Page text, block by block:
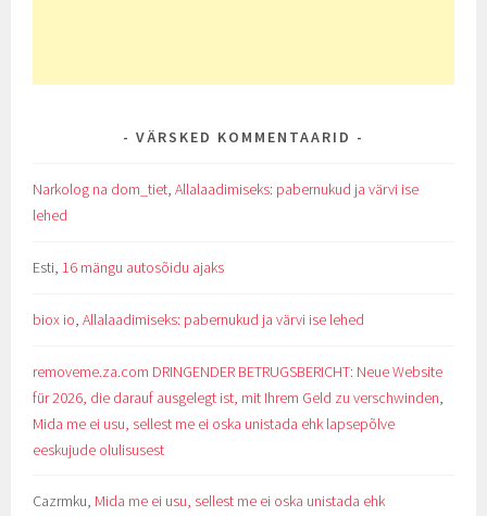
VÄRSKED KOMMENTAARID
Narkolog na dom_tiet ,Allalaadimiseks: pabernukud ja värvi ise
lehed
Esti 16 mängu autosõidu ajaks
biox io ,Allalaadimiseks: pabernukud ja värvi ise lehed
removeme.za.com DRINGENDER BETRUGSBERICHT: Neue Website
für 2026, die darauf ausgelegt ist, mit Ihrem Geld zu verschwinden
Mida me ei usu, sellest me ei oska unistada ehk lapsepõlve
eeskujude olulisusest
Cazrmku, Mida me ei usu, sellest me ei oska unistada ehk